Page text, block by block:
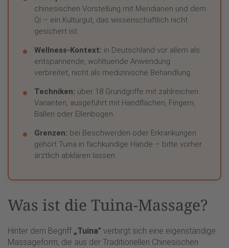
chinesischen Vorstellung mit Meridianen und dem
Qi – ein Kulturgut, das wissenschaftlich nicht
gesichert ist.
Wellness-Kontext: in Deutschland vor allem als
entspannende, wohltuende Anwendung
verbreitet, nicht als medizinische Behandlung.
Techniken: über 18 Grundgriffe mit zahlreichen
Varianten, ausgeführt mit Handflächen, Fingern,
Ballen oder Ellenbogen.
Grenzen: bei Beschwerden oder Erkrankungen
gehört Tuina in fachkundige Hände – bitte vorher
ärztlich abklären lassen.
Was ist die Tuina-Massage?
Hinter dem Begriff „Tuina" verbirgt sich eine eigenständige
Massageform, die aus der Traditionellen Chinesischen